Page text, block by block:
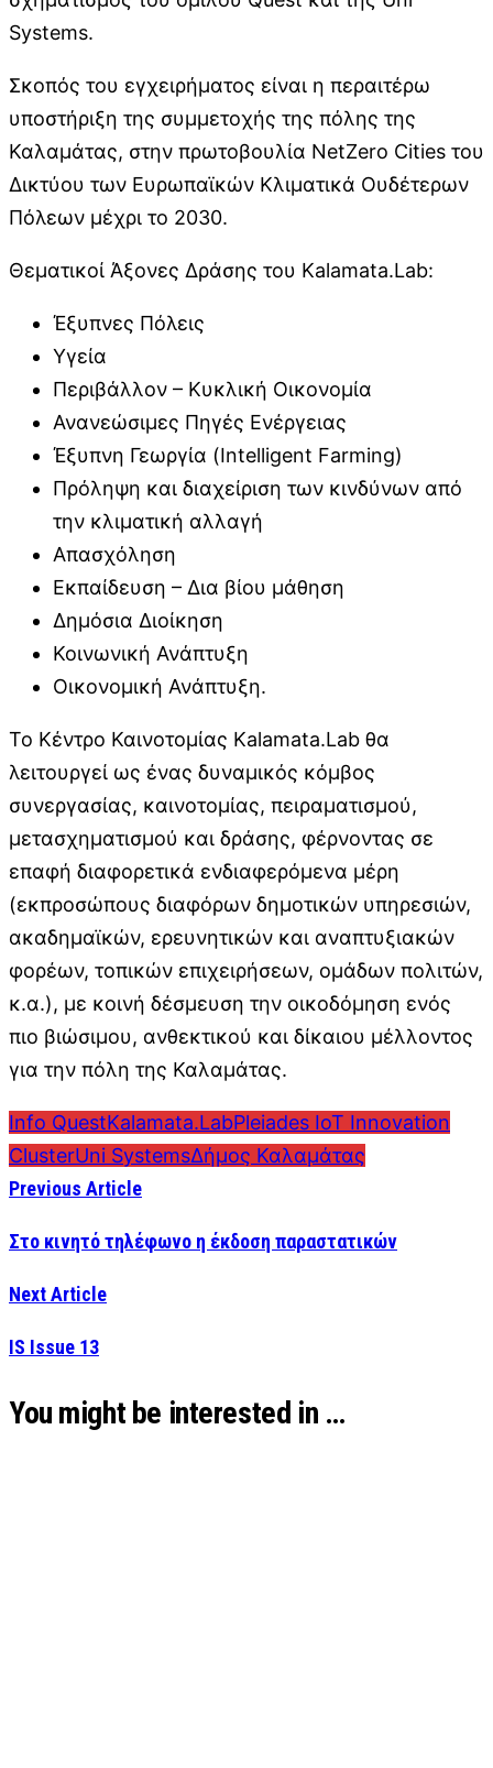
Systems.
Σκοπός του εγχειρήματος είναι η περαιτέρω
υποστήριξη της συμμετοχής της πόλης της
Καλαμάτας, στην πρωτοβουλία NetZero Cities του
Δικτύου των Ευρωπαϊκών Κλιματικά Ουδέτερων
Πόλεων μέχρι το 2030.
Θεματικοί Άξονες Δράσης του Kalamata.Lab:
Έξυπνες Πόλεις
Υγεία
Περιβάλλον – Κυκλική Οικονομία
Ανανεώσιμες Πηγές Ενέργειας
Έξυπνη Γεωργία (Intelligent Farming)
Πρόληψη και διαχείριση των κινδύνων από
την κλιματική αλλαγή
Απασχόληση
Εκπαίδευση – Δια βίου μάθηση
Δημόσια Διοίκηση
Κοινωνική Ανάπτυξη
Οικονομική Ανάπτυξη.
Το Κέντρο Καινοτομίας Kalamata.Lab θα
λειτουργεί ως ένας δυναμικός κόμβος
συνεργασίας, καινοτομίας, πειραματισμού,
μετασχηματισμού και δράσης, φέρνοντας σε
επαφή διαφορετικά ενδιαφερόμενα μέρη
(εκπροσώπους διαφόρων δημοτικών υπηρεσιών,
ακαδημαϊκών, ερευνητικών και αναπτυξιακών
φορέων, τοπικών επιχειρήσεων, ομάδων πολιτών,
κ.α.), με κοινή δέσμευση την οικοδόμηση ενός
πιο βιώσιμου, ανθεκτικού και δίκαιου μέλλοντος
για την πόλη της Καλαμάτας.
Info QuestKalamata.LabPleiades IoT Innovation
ClusterUni SystemsΔήμος Καλαμάτας
Previous Article
Στο κινητό τηλέφωνο η έκδοση παραστατικών
Next Article
IS Issue 13
You might be interested in …